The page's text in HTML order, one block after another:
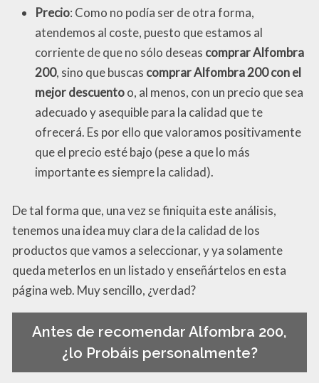
Precio: Como no podía ser de otra forma,
atendemos al coste, puesto que estamos al
corriente de que no sólo deseas comprar Alfombra
200, sino que buscas comprar Alfombra 200 con el
mejor descuentoo, al menos, con un precio que sea
adecuado y asequible para la calidad que te
ofrecerá. Es por ello que valoramos positivamente
que el precio esté bajo (pese a que lo más
importante es siempre la calidad).
De tal forma que, una vez se finiquita este análisis,
tenemos una idea muy clara de la calidad de los
productos que vamos a seleccionar, y ya solamente
queda meterlos en un listado y enseñártelos en esta
página web. Muy sencillo, ¿verdad?
Antes de recomendar Alfombra 200,
¿lo Probáis personalmente?